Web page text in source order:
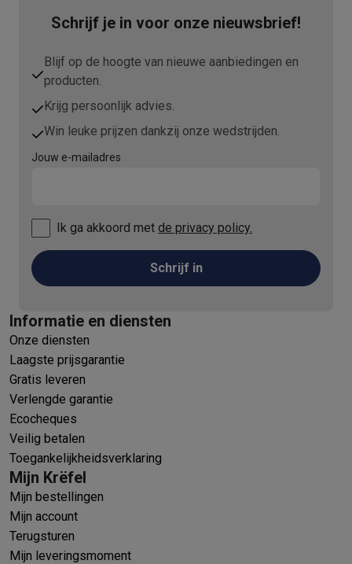
Schrijf je in voor onze nieuwsbrief!
Blijf op de hoogte van nieuwe aanbiedingen en
producten.
Krijg persoonlijk advies.
Win leuke prijzen dankzij onze wedstrijden.
Jouw e-mailadres
Ik ga akkoord met de privacy policy.
Schrijf in
Informatie en diensten
Onze diensten
Laagste prijsgarantie
Gratis leveren
Verlengde garantie
Ecocheques
Veilig betalen
Toegankelijkheidsverklaring
Mijn Krëfel
Mijn bestellingen
Mijn account
Terugsturen
Mijn leveringsmoment